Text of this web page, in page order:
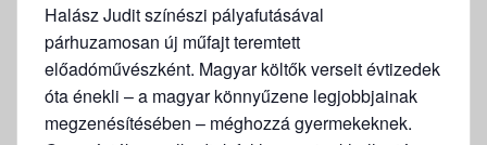
Halász Judit színészi pályafutásával
párhuzamosan új műfajt teremtett
előadóművészként. Magyar költők verseit évtizedek
óta énekli – a magyar könnyűzene legjobbjainak
megzenésítésében – méghozzá gyermekeknek.